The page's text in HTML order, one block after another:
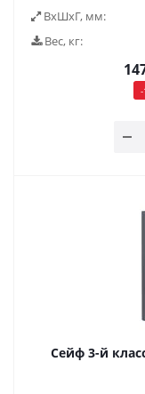
ВxШxГ, мм:
Вес, кг:
-
Сейф 3-й